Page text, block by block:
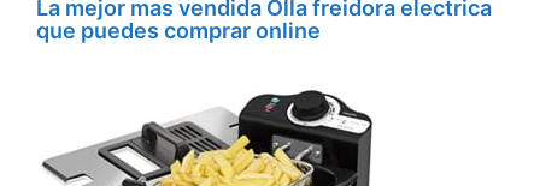
La mejor mas vendida Olla freidora electrica
que puedes comprar online